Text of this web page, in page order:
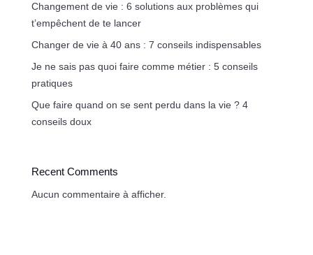
Changement de vie : 6 solutions aux problèmes qui
t’empêchent de te lancer
Changer de vie à 40 ans : 7 conseils indispensables
Je ne sais pas quoi faire comme métier : 5 conseils
pratiques
Que faire quand on se sent perdu dans la vie ? 4
conseils doux
Recent Comments
Aucun commentaire à afficher.